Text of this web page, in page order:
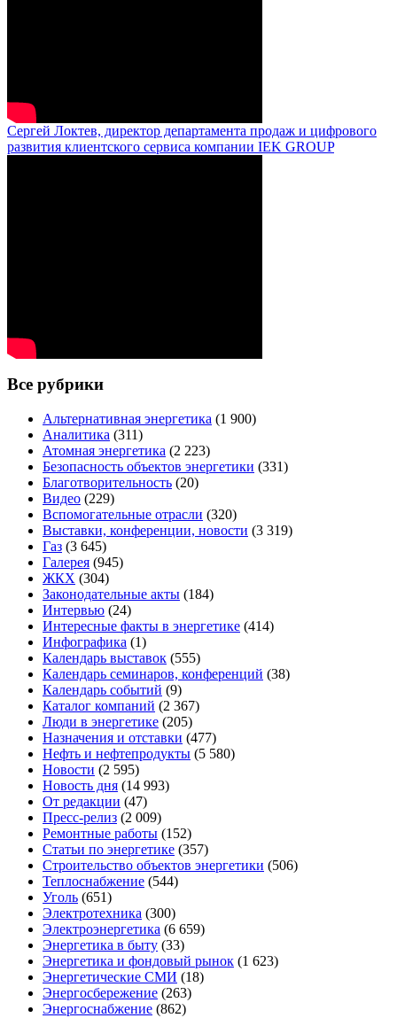
Сергей Локтев, директор департамента продаж и цифрового
развития клиентского сервиса компании IEK GROUP
Все рубрики
Альтернативная энергетика (1 900)
Аналитика (311)
Атомная энергетика (2 223)
Безопасность объектов энергетики (331)
Благотворительность (20)
Видео (229)
Вспомогательные отрасли (320)
Выставки, конференции, новости (3 319)
Газ (3 645)
Галерея (945)
ЖКХ (304)
Законодательные акты (184)
Интервью (24)
Интересные факты в энергетике (414)
Инфографика (1)
Календарь выставок (555)
Календарь семинаров, конференций (38)
Календарь событий (9)
Каталог компаний (2 367)
Люди в энергетике (205)
Назначения и отставки (477)
Нефть и нефтепродукты (5 580)
Новости (2 595)
Новость дня (14 993)
От редакции (47)
Пресс-релиз (2 009)
Ремонтные работы (152)
Статьи по энергетике (357)
Строительство объектов энергетики (506)
Теплоснабжение (544)
Уголь (651)
Электротехника (300)
Электроэнергетика (6 659)
Энергетика в быту (33)
Энергетика и фондовый рынок (1 623)
Энергетические СМИ (18)
Энергосбережение (263)
Энергоснабжение (862)